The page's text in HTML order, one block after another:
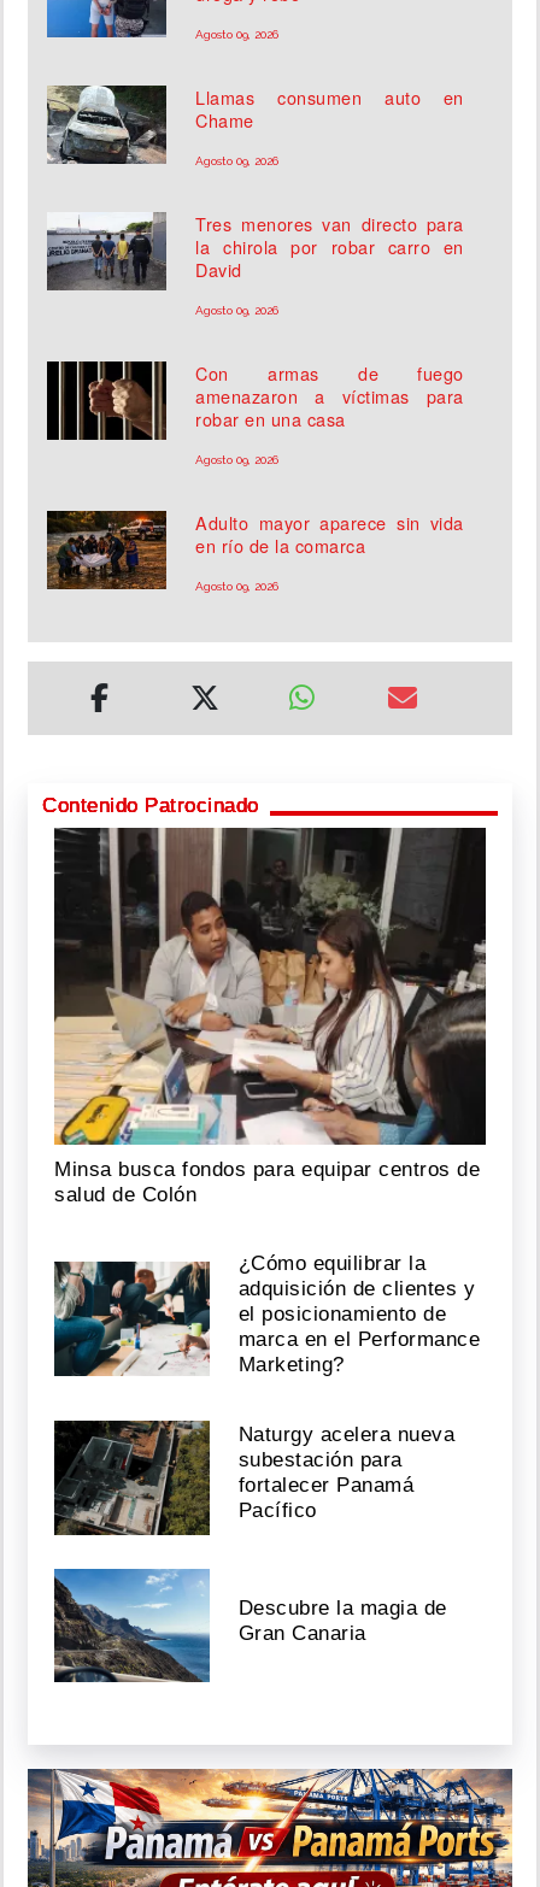
Agosto 09, 2026
Llamas consumen auto en
Chame
Agosto 09, 2026
Tres menores van directo para
la chirola por robar carro en
David
Agosto 09, 2026
Con armas de fuego
amenazaron a víctimas para
robar en una casa
Agosto 09, 2026
Adulto mayor aparece sin vida
en río de la comarca
Agosto 09, 2026
Contenido Patrocinado
Minsa busca fondos para equipar centros de
salud de Colón
¿Cómo equilibrar la
adquisición de clientes y
el posicionamiento de
marca en el Performance
Marketing?
Naturgy acelera nueva
subestación para
fortalecer Panamá
Pacífico
Descubre la magia de
Gran Canaria